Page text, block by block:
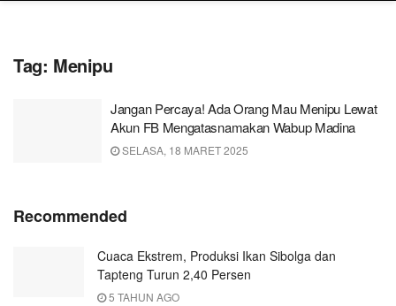
Tag: Menipu
Jangan Percaya! Ada Orang Mau Menipu Lewat
Akun FB Mengatasnamakan Wabup Madina
SELASA, 18 MARET 2025
Recommended
Cuaca Ekstrem, Produksi Ikan Sibolga dan
Tapteng Turun 2,40 Persen
5 TAHUN AGO